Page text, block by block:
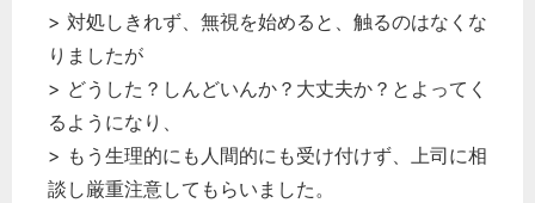
> 対処しきれず、無視を始めると、触るのはなくな
りましたが
> どうした？しんどいんか？大丈夫か？とよってく
るようになり、
> もう生理的にも人間的にも受け付けず、上司に相
談し厳重注意してもらいました。